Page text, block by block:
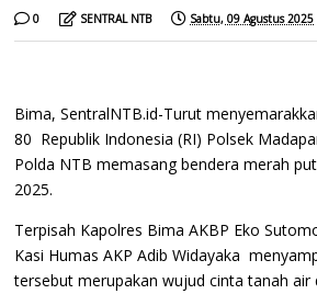
0 SENTRAL NTB Sabtu, 09 Agustus 2025
Bima, SentralNTB.id-Turut
80 Republik Indonesia (RI) Polsek
Polda NTB memasang bendera merah
2025.
Terpisah Kapolres Bima AKBP Eko
Kasi Humas AKP Adib Widayaka
tersebut merupakan wujud cinta tanah air